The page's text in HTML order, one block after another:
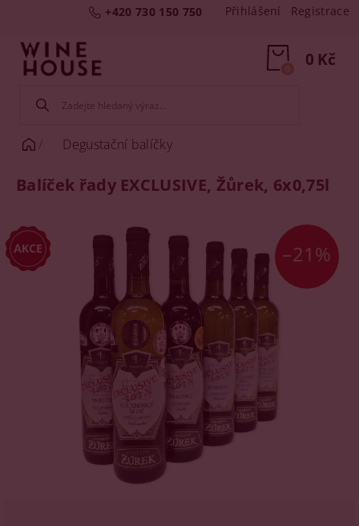
+420 730 150 750 Přihlášení Registrace
0 Kč
0
Degustační balíčky
Balíček řady EXCLUSIVE, Žůrek, 6x0,75l
–21%